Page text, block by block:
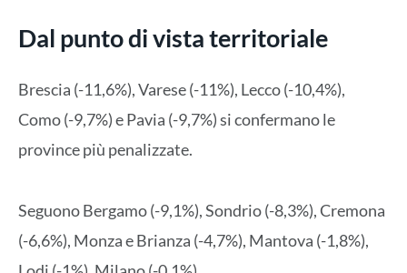
Dal punto di vista territoriale
Brescia (-11,6%), Varese (-11%), Lecco (-10,4%),
Como (-9,7%) e Pavia (-9,7%) si confermano le
province più penalizzate.
Seguono Bergamo (-9,1%), Sondrio (-8,3%), Cremona
(-6,6%), Monza e Brianza (-4,7%), Mantova (-1,8%),